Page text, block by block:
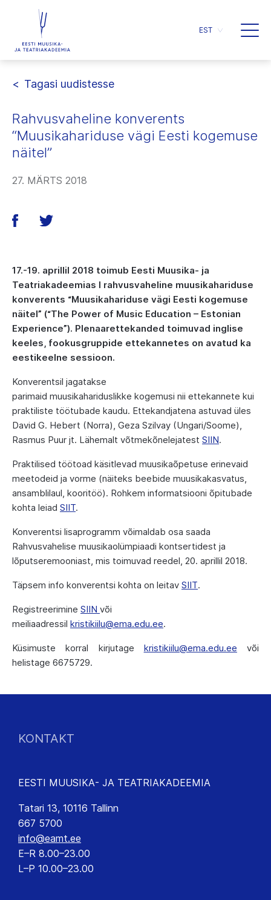
EST
Tagasi uudistesse
Rahvusvaheline konverents
“Muusikahariduse vägi Eesti kogemuse
näitel”
27. MÄRTS 2018
17.-19. aprillil 2018 toimub Eesti Muusika- ja
Teatriakadeemias I rahvusvaheline muusikahariduse
konverents “Muusikahariduse vägi Eesti kogemuse
näitel” (“The Power of Music Education – Estonian
Experience”). Plenaarettekanded toimuvad inglise
keeles, fookusgruppide ettekannetes on avatud ka
eestikeelne sessioon.
Konverentsil jagatakse
parimaid muusikahariduslikke kogemusi nii ettekannete kui
praktiliste töötubade kaudu. Ettekandjatena astuvad üles
David G. Hebert (Norra), Geza Szilvay (Ungari/Soome),
Rasmus Puur jt. Lähemalt võtmekõnelejatest SIIN.
Praktilised töötoad käsitlevad muusikaõpetuse erinevaid
meetodeid ja vorme (näiteks beebide muusikakasvatus,
ansamblilaul, kooritöö). Rohkem informatsiooni õpitubade
kohta leiad SIIT.
Konverentsi lisaprogramm võimaldab osa saada
Rahvusvahelise muusikaolümpiaadi kontsertidest ja
lõputseremooniast, mis toimuvad reedel, 20. aprillil 2018.
Täpsem info konverentsi kohta on leitav SIIT.
Registreerimine SIIN või
meiliaadressil kristikiilu@ema.edu.ee.
Küsimuste korral kirjutage kristikiilu@ema.edu.ee või
helistage 6675729.
KONTAKT
EESTI MUUSIKA- JA TEATRIAKADEEMIA
Tatari 13, 10116 Tallinn
667 5700
info@eamt.ee
E–R 8.00–23.00
L–P 10.00–23.00